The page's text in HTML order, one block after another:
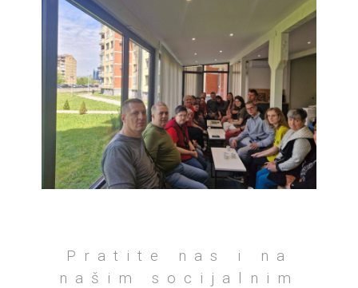
Pratite nas i na
našim socijalnim